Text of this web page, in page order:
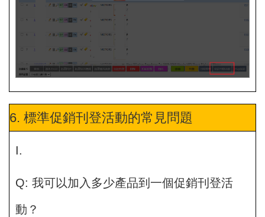
6. 標準促銷刊登活動的常見問題
I.
Q: 我可以加入多少產品到一個促銷刊登活
動？